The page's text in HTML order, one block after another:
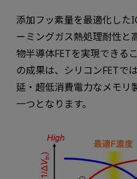
添加フッ素量を最適化した
ーミングガス熱処理耐性と
物半導体FETを実現できる
の成果は、シリコンFETで
延・超低消費電力なメモリ
一つとなります。